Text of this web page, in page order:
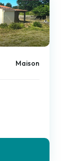
Maison